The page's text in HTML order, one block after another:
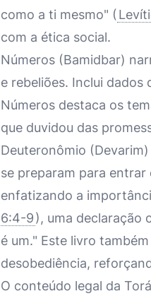
como a ti mesmo" (
com a ética social.
Números (Bamidbar)
e rebeliões. Inclui dados
Números destaca os
que duvidou das
Deuteronômio
se preparam para entrar
enfatizando a
6:4-9), uma declaração
é um." Este livro
desobediência,
O conteúdo legal da